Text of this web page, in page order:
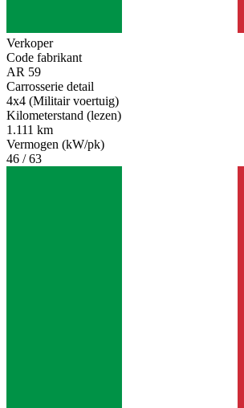
Verkoper
Code fabrikant
AR 59
Carrosserie detail
4x4 (Militair voertuig)
Kilometerstand (lezen)
1.111 km
Vermogen (kW/pk)
46 / 63